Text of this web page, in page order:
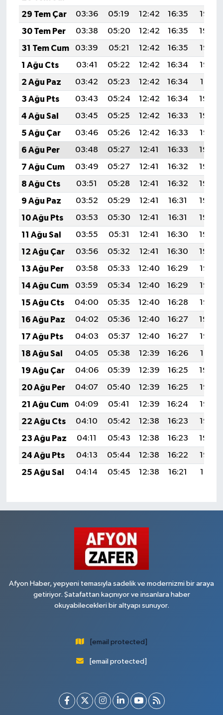
29 Tem Çar
03:36 05:19 12:42 16:35
19:55
30 Tem Per
03:38 05:20 12:42 16:35
19:54
31 Tem Cum
03:39 05:21 12:42 16:35
19:53
1 Ağu Cts
03:41 05:22 12:42 16:34
19:52
2 Ağu Paz
03:42 05:23 12:42 16:34
19:51
3 Ağu Pts
03:43 05:24 12:42 16:34
19:50
4 Ağu Sal
03:45 05:25 12:42 16:33
19:49
5 Ağu Çar
03:46 05:26 12:42 16:33
19:47
6 Ağu Per
03:48 05:27 12:41 16:33
19:46
7 Ağu Cum
03:49 05:27 12:41 16:32
19:45
8 Ağu Cts
03:51 05:28 12:41 16:32
19:44
9 Ağu Paz
03:52 05:29 12:41 16:31
19:43
10 Ağu Pts
03:53 05:30 12:41 16:31
19:42
11 Ağu Sal
03:55 05:31 12:41 16:30
19:40
12 Ağu Çar
03:56 05:32 12:41 16:30
19:39
13 Ağu Per
03:58 05:33 12:40 16:29
19:38
14 Ağu Cum
03:59 05:34 12:40 16:29
19:36
15 Ağu Cts
04:00 05:35 12:40 16:28
19:35
16 Ağu Paz
04:02 05:36 12:40 16:27
19:34
17 Ağu Pts
04:03 05:37 12:40 16:27
19:32
18 Ağu Sal
04:05 05:38 12:39 16:26
19:31
19 Ağu Çar
04:06 05:39 12:39 16:25
19:30
20 Ağu Per
04:07 05:40 12:39 16:25
19:28
21 Ağu Cum
04:09 05:41 12:39 16:24
19:27
22 Ağu Cts
04:10 05:42 12:38 16:23
19:25
23 Ağu Paz
04:11 05:43 12:38 16:23
19:24
24 Ağu Pts
04:13 05:44 12:38 16:22
19:22
25 Ağu Sal
04:14 05:45 12:38 16:21 19:21
Afyon Haber, yepyeni temasıyla sadelik ve modernizmi bir araya
getiriyor. Şatafattan kaçınıyor ve insanlara haber
okuyabilecekleri bir altyapı sunuyor.
[email protected]
[email protected]